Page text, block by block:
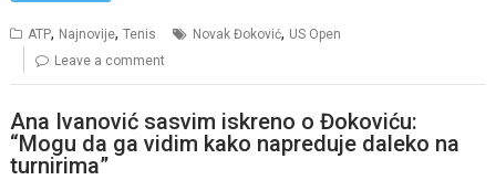
ATP, Najnovije,Tenis Novak Đoković, US Open
Leave a comment
Ana Ivanović sasvim iskreno o Đokoviću:
“Mogu da ga vidim kako napreduje daleko na
turnirima”